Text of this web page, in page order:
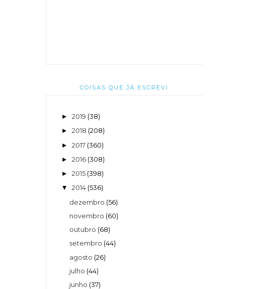
COISAS QUE JÁ ESCREVI
► 2019 (38)
► 2018 (208)
► 2017 (360)
► 2016 (308)
► 2015 (398)
▼ 2014 (536)
dezembro (56)
novembro (60)
outubro (68)
setembro (44)
agosto (26)
julho (44)
junho (37)